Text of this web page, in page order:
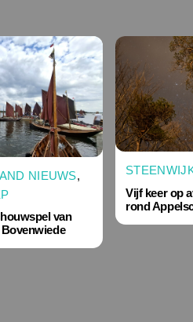
NIEUWS,
van
Vijf keer op
rond